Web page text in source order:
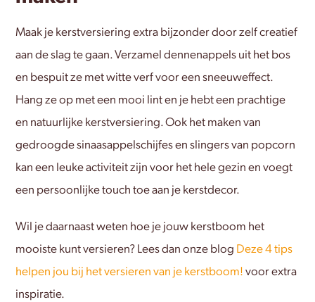
Maak je kerstversiering extra bijzonder door zelf creatief
aan de slag te gaan. Verzamel dennenappels uit het bos
en bespuit ze met witte verf voor een sneeuweffect.
Hang ze op met een mooi lint en je hebt een prachtige
en natuurlijke kerstversiering. Ook het maken van
gedroogde sinaasappelschijfes en slingers van popcorn
kan een leuke activiteit zijn voor het hele gezin en voegt
een persoonlijke touch toe aan je kerstdecor.
Wil je daarnaast weten hoe je jouw kerstboom het
mooiste kunt versieren? Lees dan onze blog Deze 4 tips
helpen jou bij het versieren van je kerstboom! voor extra
inspiratie.